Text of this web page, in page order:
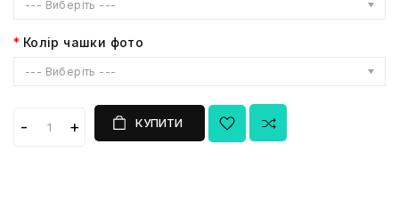
--- Виберіть ---
Колір чашки фото
--- Виберіть ---
КУПИТИ